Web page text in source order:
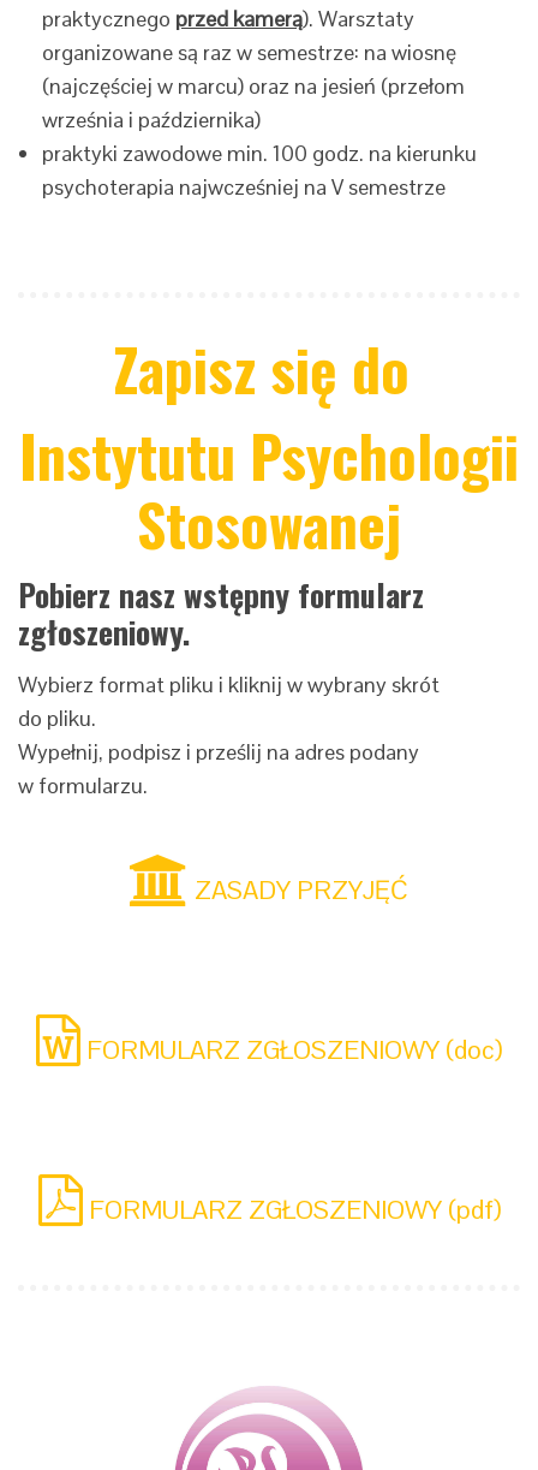
praktycznego przed kamerą). Warsztaty
organizowane są raz w semestrze: na wiosnę
(najczęściej w marcu) oraz na jesień (przełom
września i października)
praktyki zawodowe min. 100 godz. na kierunku
psychoterapia najwcześniej na V semestrze
Zapisz się do
Instytutu Psychologii
Stosowanej
Pobierz nasz wstępny formularz
zgłoszeniowy.
Wybierz format pliku i kliknij w wybrany skrót
do pliku.
Wypełnij, podpisz i prześlij na adres podany
w formularzu.
ZASADY PRZYJĘĆ
FORMULARZ ZGŁOSZENIOWY (doc)
FORMULARZ ZGŁOSZENIOWY (pdf)